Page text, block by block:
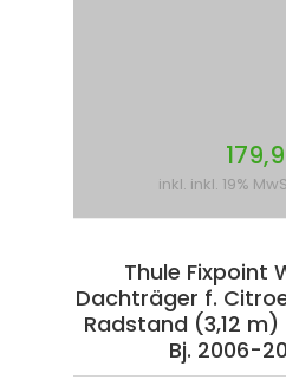
inkl. inkl. 19%
Thule Fixpoint
Dachträger f.
Radstand (3,12
Bj. 2006-